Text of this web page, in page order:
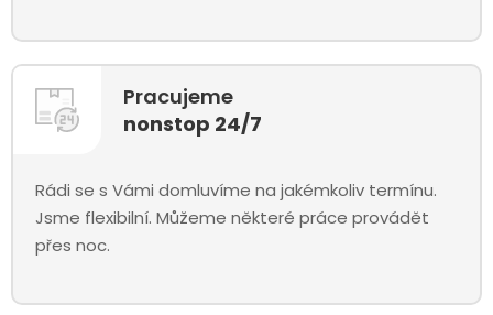
Pracujeme
nonstop 24/7
Rádi se s Vámi domluvíme na jakémkoliv termínu.
Jsme flexibilní. Můžeme některé práce provádět
přes noc.